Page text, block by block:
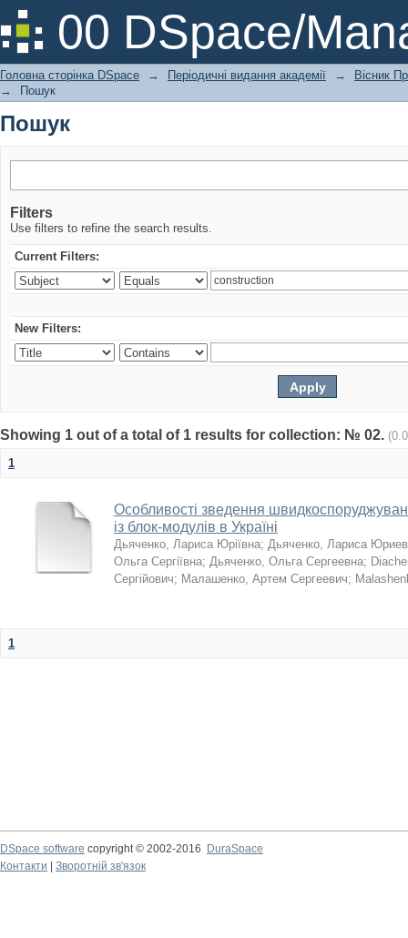
00 DSpace/
Пошук
Головна сторінка DSpace → Періодичні видання академії →
Вісник
→
Пошук
Пошук
Filters
Use filters to refine the search results.
Current Filters:
New Filters:
Showing 1 out of a total of 1 results for collection: № 02.
1
Особливості зведення
із блок-модулів в Україні
Дьяченко, Лариса Юріївна; Дьяченко, Лариса
Ольга Сергіївна; Дьяченко, Ольга Сергеевна;
Сергійович; Малашенко, Артем Сергеевич;
1
DSpace software copyright © 2002-2016
DuraSpace
Контакти
Зворотній зв'язок